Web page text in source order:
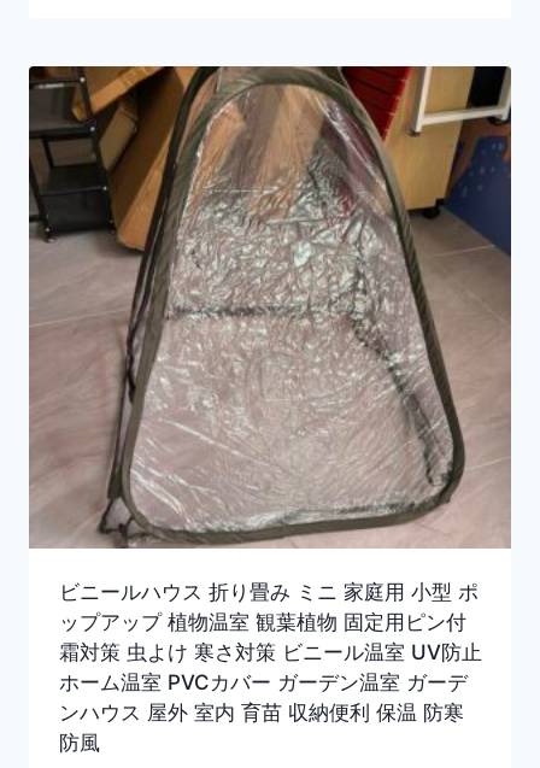
ビニールハウス 折り畳み ミニ 家庭用 小型 ポ
ップアップ 植物温室 観葉植物 固定用ピン付
霜対策 虫よけ 寒さ対策 ビニール温室 UV防止
ホーム温室 PVCカバー ガーデン温室 ガーデ
ンハウス 屋外 室内 育苗 収納便利 保温 防寒
防風